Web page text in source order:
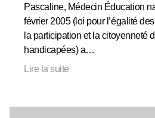
Pascaline, Médecin Éducation
février 2005 (loi pour l’égalité
la participation et la citoyenneté
handicapées) a…
Lire la suite